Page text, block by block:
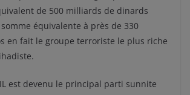
de 500 milliards de dinards
équivalente à près de 330
en fait le groupe terroriste le plus riche
est devenu le principal parti sunnite